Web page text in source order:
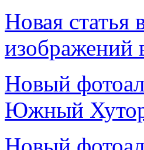
Новая
изображений
Новый
Южный